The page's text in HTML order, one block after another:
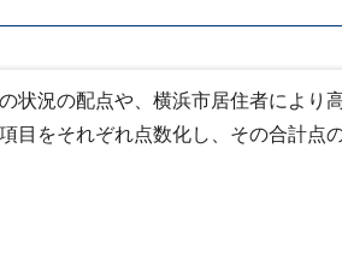
況の配点や、横浜市居住者により
をそれぞれ点数化し、その合計点